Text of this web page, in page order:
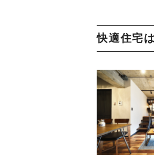
快適住宅